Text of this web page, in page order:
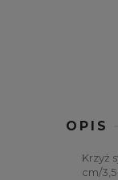
OPIS
Krzyż
cm/